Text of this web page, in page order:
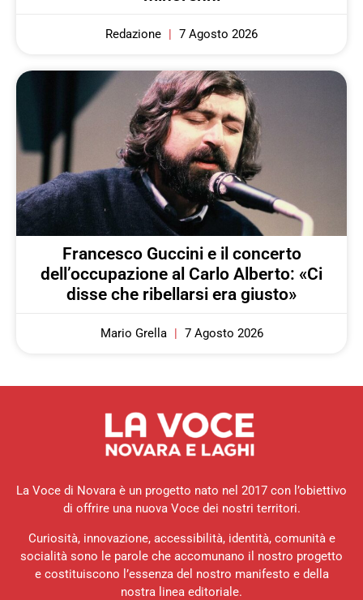
Redazione 7 Agosto 2026
Francesco Guccini e il concerto
dell’occupazione al Carlo Alberto: «Ci
disse che ribellarsi era giusto»
Mario Grella 7 Agosto 2026
La Voce di Novara è un progetto nato nel 2017 con l’obiettivo
di offrire una nuova Voce dei nostri territori.
Curiosità, innovazione, accessibilità, identità, comunità e
socialità sono le parole che accomunano il nostro progetto
e costituiscono l’essenza del nostro manifesto e della
nostra linea editoriale.